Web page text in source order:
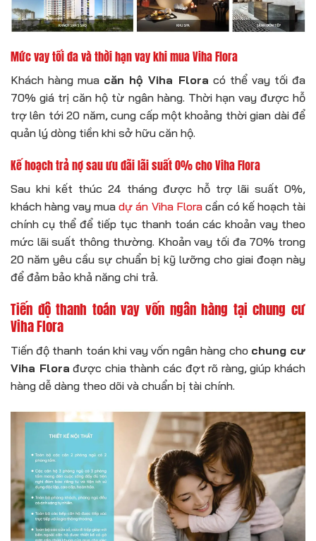
Mức vay tối đa và thời hạn vay khi mua Viha Flora
Khách hàng mua căn hộ Viha Flora có thể vay tối đa
70% giá trị căn hộ từ ngân hàng. Thời hạn vay được hỗ
trợ lên tới 20 năm, cung cấp một khoảng thời gian dài để
quản lý dòng tiền khi sở hữu căn hộ.
Kế hoạch trả nợ sau ưu đãi lãi suất 0% cho Viha Flora
Sau khi kết thúc 24 tháng được hỗ trợ lãi suất 0%,
khách hàng vay muadự án Viha Floracần có kế hoạch tài
chính cụ thể để tiếp tục thanh toán các khoản vay theo
mức lãi suất thông thường. Khoản vay tối đa 70% trong
20 năm yêu cầu sự chuẩn bị kỹ lưỡng cho giai đoạn này
để đảm bảo khả năng chi trả.
Tiến độ thanh toán vay vốn ngân hàng tại chung cư
Viha Flora
Tiến độ thanh toán khi vay vốn ngân hàng cho chung cư
Viha Flora được chia thành các đợt rõ ràng, giúp khách
hàng dễ dàng theo dõi và chuẩn bị tài chính.